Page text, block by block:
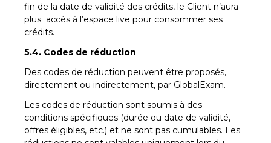
fin de la date de validité des crédits, le Client n’aura
plus accès à l’espace live pour consommer ses
crédits.
5.4. Codes de réduction
Des codes de réduction peuvent être proposés,
directement ou indirectement, par GlobalExam.
Les codes de réduction sont soumis à des
conditions spécifiques (durée ou date de validité,
offres éligibles, etc.) et ne sont pas cumulables. Les